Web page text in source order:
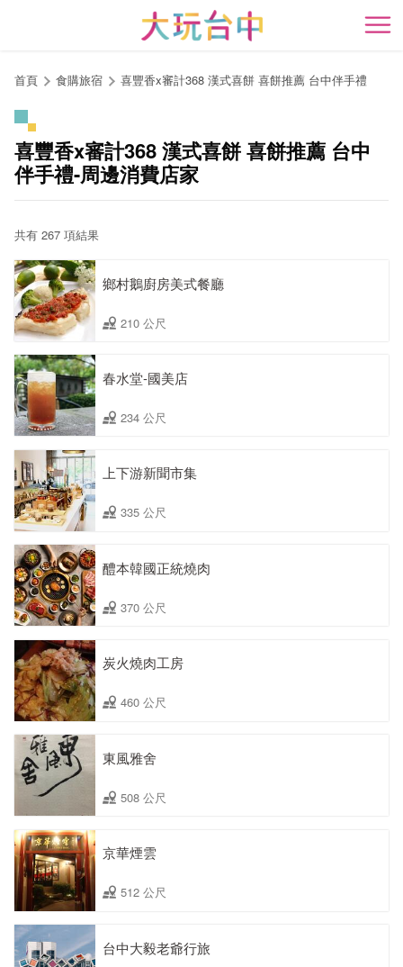
開
首頁 食購旅宿 喜豐香x審計368 漢式喜餅 喜餅推薦 台中伴手禮
喜豐香x審計368 漢式喜餅 喜餅推薦 台中
伴手禮-周邊消費店家
共有 267 項結果
鄉村鵝廚房美式餐廳
210 公尺
春水堂-國美店
234 公尺
上下游新聞市集
335 公尺
醴本韓國正統燒肉
370 公尺
炭火燒肉工房
460 公尺
東風雅舍
508 公尺
京華煙雲
512 公尺
台中大毅老爺行旅